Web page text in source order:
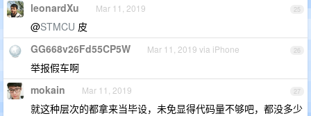
25
leonardXu Mar 11, 2019
@STMCU 皮
26
GG668v26Fd55CP5W Mar 11, 2019 via iPhone
举报假车啊
27
mokain Mar 11, 2019
就这种层次的都拿来当毕设，未免显得代码量不够吧，都没多少